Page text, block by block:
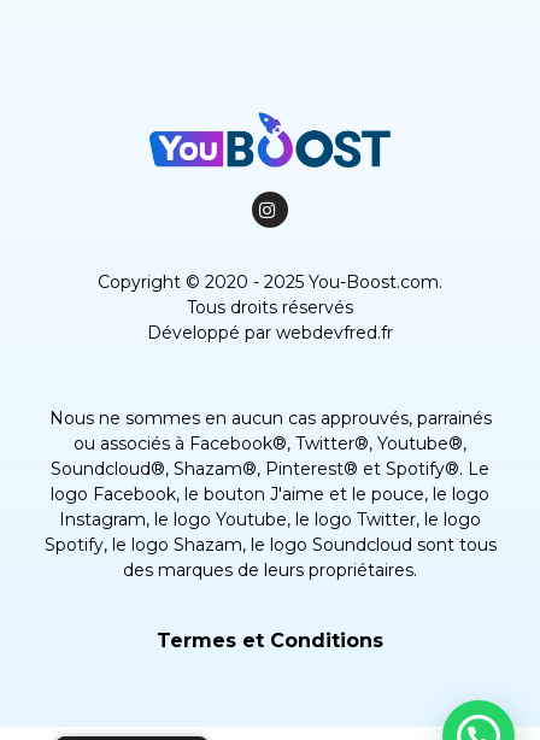
Copyright © 2020 - 2025 You-Boost.com.
Tous droits réservés
Développé par webdevfred.fr
Nous ne sommes en aucun cas approuvés, parrainés
ou associés à Facebook®, Twitter®, Youtube®,
Soundcloud®, Shazam®, Pinterest® et Spotify®. Le
logo Facebook, le bouton J'aime et le pouce, le logo
Instagram, le logo Youtube, le logo Twitter, le logo
Spotify, le logo Shazam, le logo Soundcloud sont tous
des marques de leurs propriétaires.
Termes et Conditions